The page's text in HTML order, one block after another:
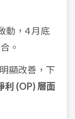
動，4 月底
。
顯改善，下
利 (OP) 層面